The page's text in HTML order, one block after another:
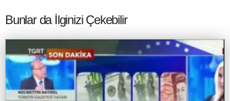
Bunlar da İlginizi Çekebilir